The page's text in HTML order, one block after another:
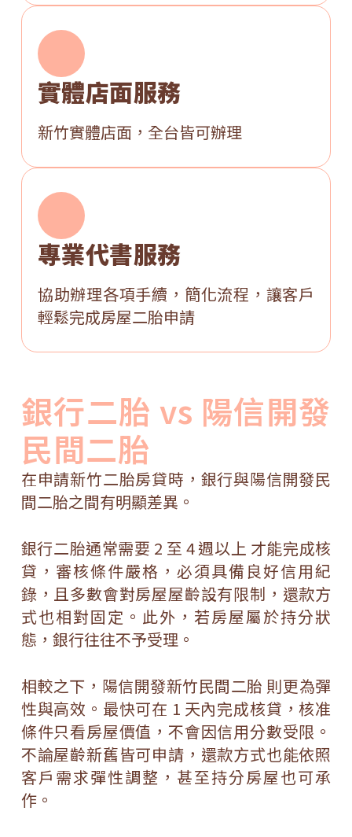
實體店面服務
新竹實體店面，全台皆可辦理
專業代書服務
協助辦理各項手續，簡化流程，讓客戶
輕鬆完成房屋二胎申請
銀行二胎 vs 陽信開發
民間二胎
在申請新竹二胎房貸時，銀行與陽信開發民
間二胎之間有明顯差異。
銀行二胎通常需要 2 至 4 週以上 才能完成核
貸，審核條件嚴格，必須具備良好信用紀
錄，且多數會對房屋屋齡設有限制，還款方
式也相對固定。此外，若房屋屬於持分狀
態，銀行往往不予受理。
相較之下，陽信開發新竹民間二胎 則更為彈
性與高效。最快可在 1 天內完成核貸，核准
條件只看房屋價值，不會因信用分數受限。
不論屋齡新舊皆可申請，還款方式也能依照
客戶需求彈性調整，甚至持分房屋也可承
作。